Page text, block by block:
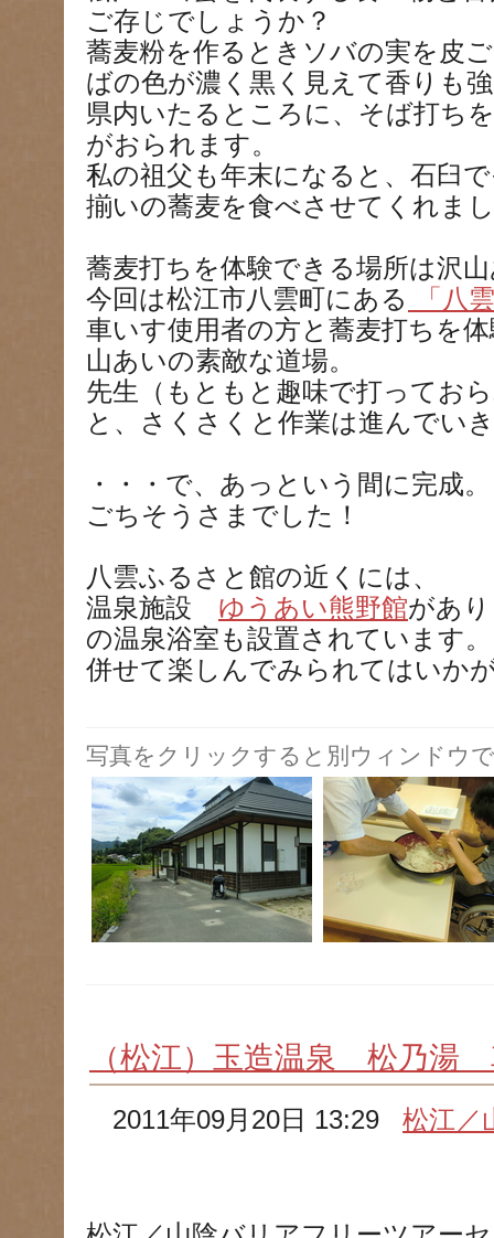
ご存じでしょうか？
蕎麦粉を作るときソバの実を皮
ばの色が濃く黒く見えて香りも
県内いたるところに、そば打ち
がおられます。
私の祖父も年末になると、石臼
揃いの蕎麦を食べさせてくれま
蕎麦打ちを体験できる場所は沢
今回は松江市八雲町にある
「八
車いす使用者の方と蕎麦打ちを
山あいの素敵な道場。
先生（もともと趣味で打ってお
と、さくさくと作業は進んでい
・・・で、あっという間に完成
ごちそうさまでした！
八雲ふるさと館の近くには、
温泉施設 ゆうあい熊野館があ
の温泉浴室も設置されています。
併せて楽しんでみられてはいか
写真をクリックすると別ウィンドウ
（松江）玉造温泉 松乃湯
2011年09月20日 13:29松江／